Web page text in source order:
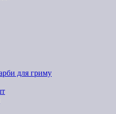
для гриму